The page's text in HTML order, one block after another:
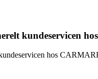
kundeservicen
hos